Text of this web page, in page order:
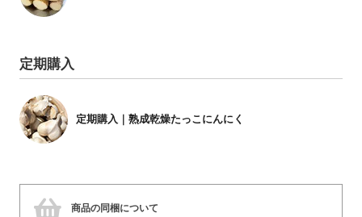
定期購入
定期購入｜熟成乾燥たっこにんにく
商品の同梱について